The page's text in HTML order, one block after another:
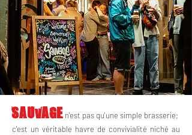
Sauvage n'est pas qu'une simple brasserie;
c'est un véritable havre de convivialité niché au